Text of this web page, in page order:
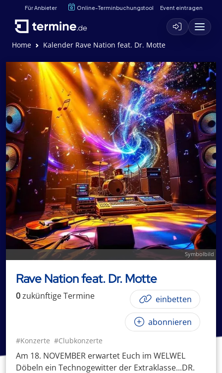
Für Anbieter Online-Terminbuchungstool Event eintragen
Home Kalender Rave Nation feat. Dr. Motte
Symbolbild
Rave Nation feat. Dr. Motte
0zukünftigeTermine einbetten
abonnieren
#Konzerte #Clubkonzerte
Am 18. NOVEMBER erwartet Euch im WELWEL
Döbeln ein Technogewitter der Extraklasse...DR.